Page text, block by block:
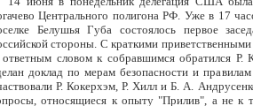
Центрального полигона РФ. Уже в 17
Белушья Губа состоялось первое
стороны. С краткими
словом к собравшимся обратился Р.
доклад по мерам безопасности и
Р. Кокерхэм, Р. Хилл и Б. А.
относящиеся к опыту "Прилив", а не к